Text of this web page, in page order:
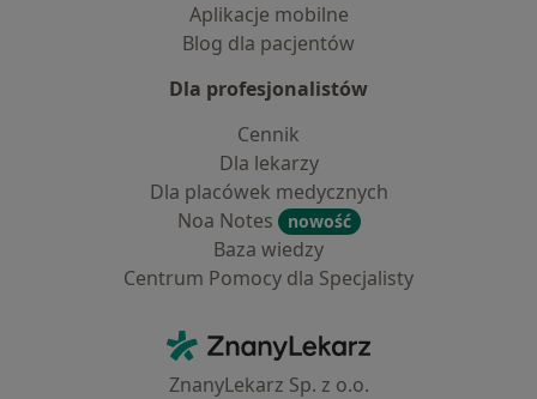
Aplikacje mobilne
Blog dla pacjentów
Dla profesjonalistów
Cennik
Dla lekarzy
Dla placówek medycznych
Noa Notes
nowość
Baza wiedzy
Centrum Pomocy dla Specjalisty
ZnanyLekarz - Strona główna
ZnanyLekarz Sp. z o.o.